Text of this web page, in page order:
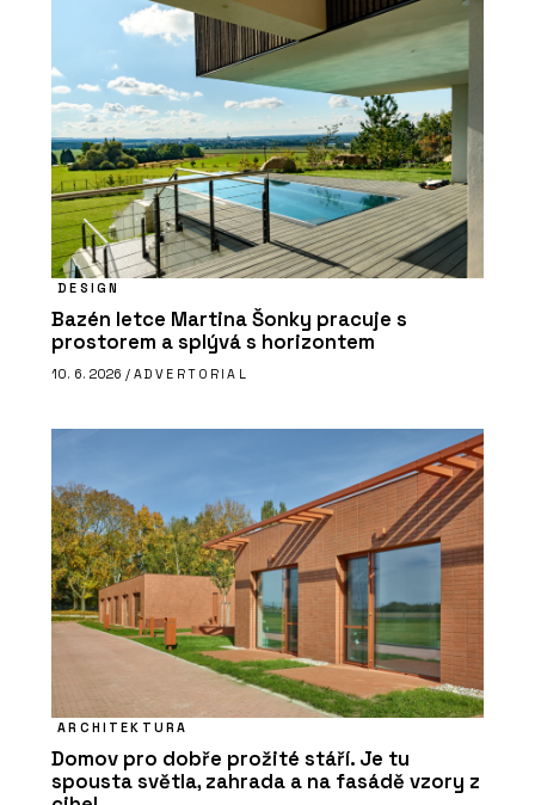
DESIGN
Bazén letce Martina Šonky pracuje s
prostorem a splývá s horizontem
10. 6. 2026 / ADVERTORIAL
ARCHITEKTURA
Domov pro dobře prožité stáří. Je tu
spousta světla, zahrada a na fasádě vzory z